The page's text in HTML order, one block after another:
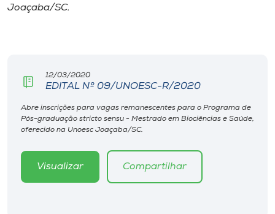
Cultura
Biblioteca
Editora
Rádio
Joaçaba/SC.
12/03/2020
EDITAL Nº 09/UNOESC-R/2020
Abre inscrições para vagas remanescentes para o Programa de
Pós-graduação stricto sensu - Mestrado em Biociências e Saúde,
oferecido na Unoesc Joaçaba/SC.
Visualizar Compartilhar